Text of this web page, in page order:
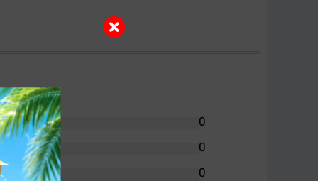
0
0
0